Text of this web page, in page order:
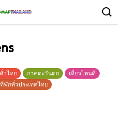
วไทย ภาคตะวันตก
เที่ยวไหนดี
พักทั่วประเทศไทย